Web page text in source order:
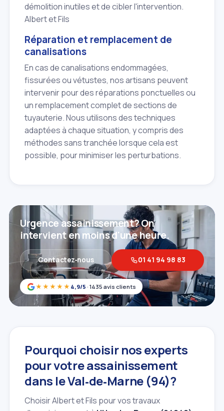
démolition inutiles et de cibler l'intervention.
Albert et Fils
Réparation et remplacement de
canalisations
En cas de canalisations endommagées,
fissurées ou vétustes, nos artisans peuvent
intervenir pour des réparations ponctuelles ou
un remplacement complet de sections de
tuyauterie. Nous utilisons des techniques
adaptées à chaque situation, y compris des
méthodes sans tranchée lorsque cela est
possible, pour minimiser les perturbations.
★★★★★ 4,9/5 · 1435 avis clients
Urgence assainissement? On
intervient en moins d'une heure.
Contactez‑nous 01 41 94 98 83
Pourquoi choisir nos experts
pour votre assainissement
dans le Val‑de‑Marne (94)?
Choisir Albert et Fils pour vos travaux